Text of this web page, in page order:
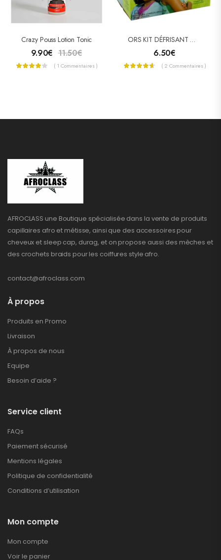
Crazy Pouss Lotion Tonic
9.90€ 11.50€
( 1 Commentaires )
ORS KIT DÉFRISANT OLIVE OIL GIRLS
6.50€
( 2 Commentaires )
AFROCLASS une Boutique spécialisée dans la vente de produits
capillaires afro et métisse, ainsi que des accessoires pour
cheveux et sleep cap, durag, et on propose aussi des mèches et
des crochets braids pour les coiffures style afro.
contact@afroclass.com
À propos
Produits en Promo
Livraison
À propos de nous
Equipe
Besoin d’aide ?
Service client
FAQs
Paiement sécurisé
Mentions légales
Politique de confidentialité
Conditions d’utilisation
Mon compte
Mon compte
Voir le panier